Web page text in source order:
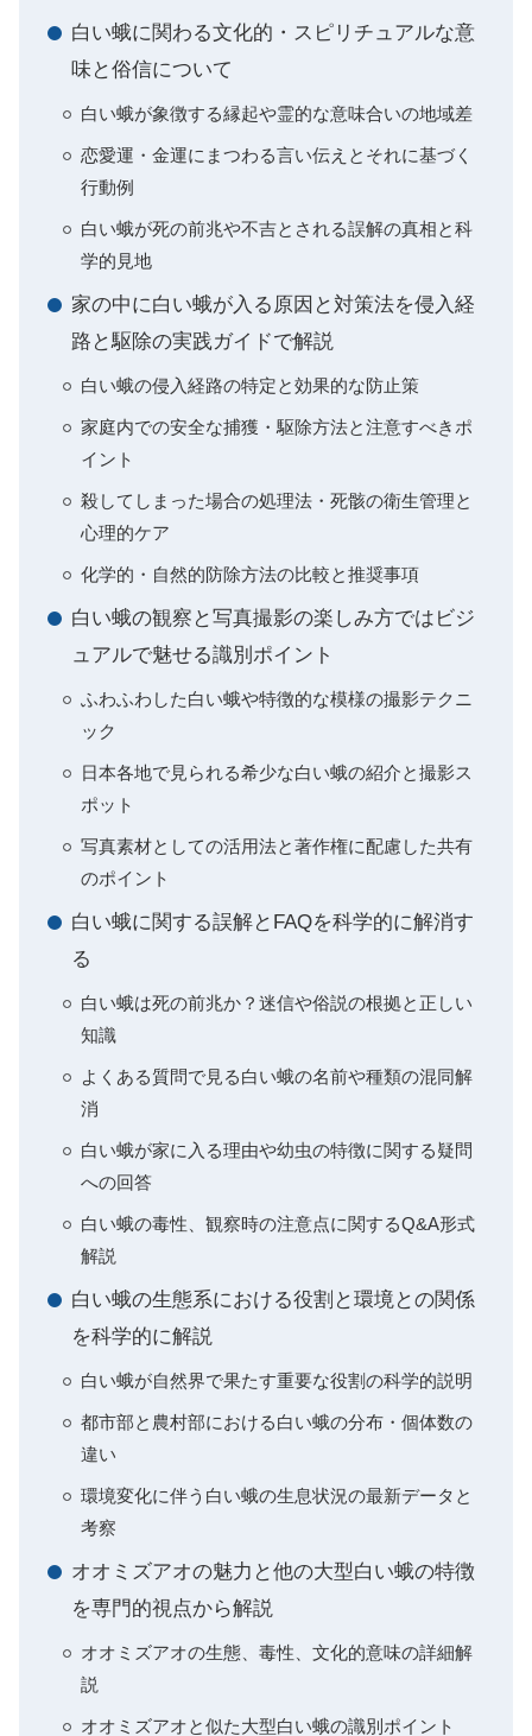
白い蛾に関わる文化的・スピリチュアルな意
味と俗信について
白い蛾が象徴する縁起や霊的な意味合いの地域差
恋愛運・金運にまつわる言い伝えとそれに基づく
行動例
白い蛾が死の前兆や不吉とされる誤解の真相と科
学的見地
家の中に白い蛾が入る原因と対策法を侵入経
路と駆除の実践ガイドで解説
白い蛾の侵入経路の特定と効果的な防止策
家庭内での安全な捕獲・駆除方法と注意すべきポ
イント
殺してしまった場合の処理法・死骸の衛生管理と
心理的ケア
化学的・自然的防除方法の比較と推奨事項
白い蛾の観察と写真撮影の楽しみ方ではビジ
ュアルで魅せる識別ポイント
ふわふわした白い蛾や特徴的な模様の撮影テクニ
ック
日本各地で見られる希少な白い蛾の紹介と撮影ス
ポット
写真素材としての活用法と著作権に配慮した共有
のポイント
白い蛾に関する誤解とFAQを科学的に解消す
る
白い蛾は死の前兆か？迷信や俗説の根拠と正しい
知識
よくある質問で見る白い蛾の名前や種類の混同解
消
白い蛾が家に入る理由や幼虫の特徴に関する疑問
への回答
白い蛾の毒性、観察時の注意点に関するQ&A形式
解説
白い蛾の生態系における役割と環境との関係
を科学的に解説
白い蛾が自然界で果たす重要な役割の科学的説明
都市部と農村部における白い蛾の分布・個体数の
違い
環境変化に伴う白い蛾の生息状況の最新データと
考察
オオミズアオの魅力と他の大型白い蛾の特徴
を専門的視点から解説
オオミズアオの生態、毒性、文化的意味の詳細解
説
オオミズアオと似た大型白い蛾の識別ポイント